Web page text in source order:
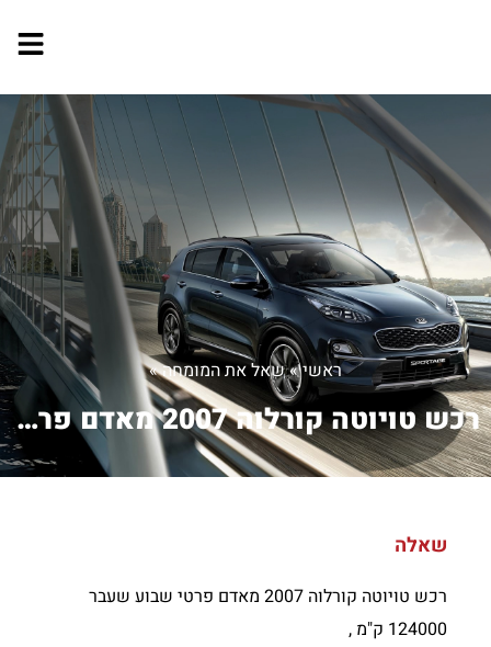
ראשי»שאל את המומחה»
רכש טויוטה קורלוה 2007 מאדם פרטי שבוע...
שאלה
רכש טויוטה קורלוה 2007 מאדם פרטי שבוע שעבר
124000 ק"מ ,